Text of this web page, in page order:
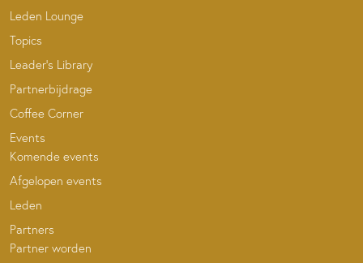
Leden Lounge
Topics
Leader’s Library
Partnerbijdrage
Coffee Corner
Events
Komende events
Afgelopen events
Leden
Partners
Partner worden